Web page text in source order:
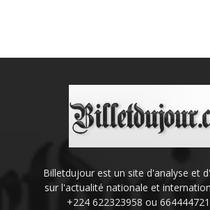
Billetdujour est un site d'analyse et
sur l'actualité nationale et
+224 622323958 ou